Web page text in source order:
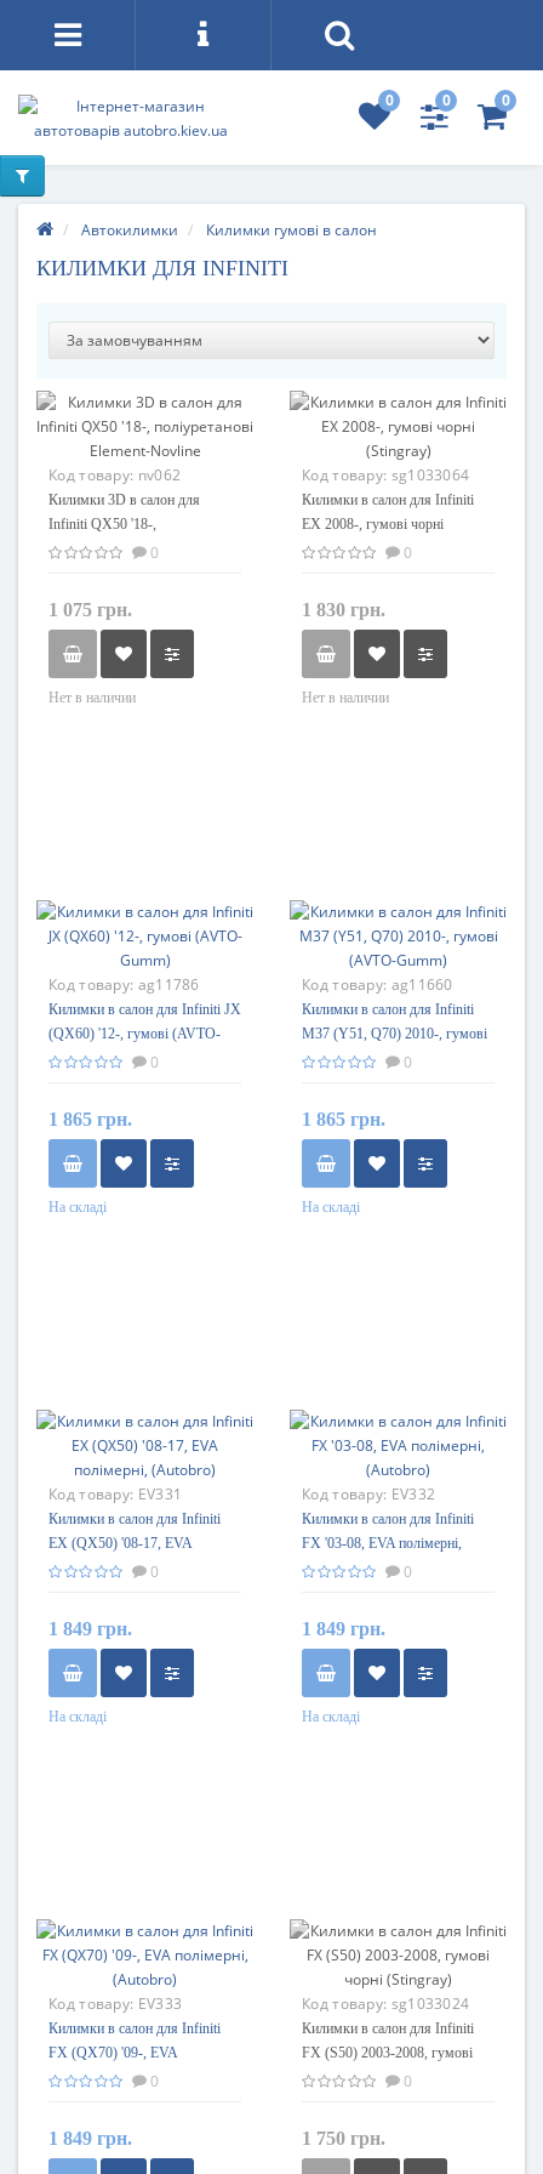
0 0 0
Автокилимки Килимки гумові в салон
КИЛИМКИ ДЛЯ INFINITI
Код товару: nv062
Килимки 3D в салон для
Infiniti QX50 '18-,
поліуретанові Element-Novline
0
1 075 грн.
Нет в наличии
Код товару: sg1033064
Килимки в салон для Infiniti
EX 2008-, гумові чорні
(Stingray)
0
1 830 грн.
Нет в наличии
Код товару: ag11786
Килимки в салон для Infiniti JX
(QX60) '12-, гумові (AVTO-
Gumm)
0
1 865 грн.
На складі
Код товару: ag11660
Килимки в салон для Infiniti
M37 (Y51, Q70) 2010-, гумові
(AVTO-Gumm) 0
1 865 грн.
На складі
Код товару: EV331
Килимки в салон для Infiniti
EX (QX50) '08-17, EVA
полімерні, (Autobro)
0
1 849 грн.
На складі
Код товару: EV332
Килимки в салон для Infiniti
FX '03-08, EVA полімерні,
(Autobro)
0
1 849 грн.
На складі
Код товару: EV333
Килимки в салон для Infiniti
FX (QX70) '09-, EVA
полімерні, (Autobro)
0
1 849 грн.
Код товару: sg1033024
Килимки в салон для Infiniti
FX (S50) 2003-2008, гумові
чорні (Stingray) 0
1 750 грн.